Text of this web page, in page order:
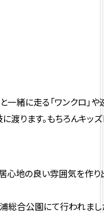
一緒に走る「ワンクロ」
ります。もちろんキッズ
心地の良い雰囲気を作り
総合公園にて行われまし